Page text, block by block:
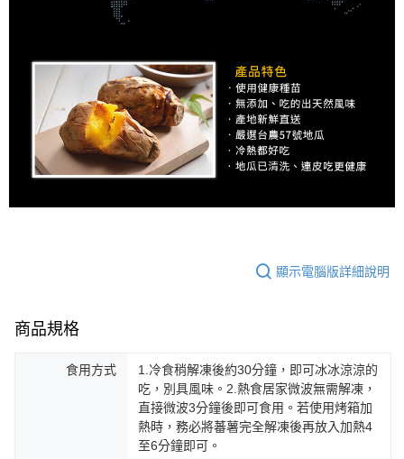
顯示電腦版詳細說明
商品規格
食用方式
1.冷食稍解凍後約30分鐘，即可冰冰涼涼的
吃，別具風味。2.熱食居家微波無需解凍，
直接微波3分鐘後即可食用。若使用烤箱加
熱時，務必將蕃薯完全解凍後再放入加熱4
至6分鐘即可。